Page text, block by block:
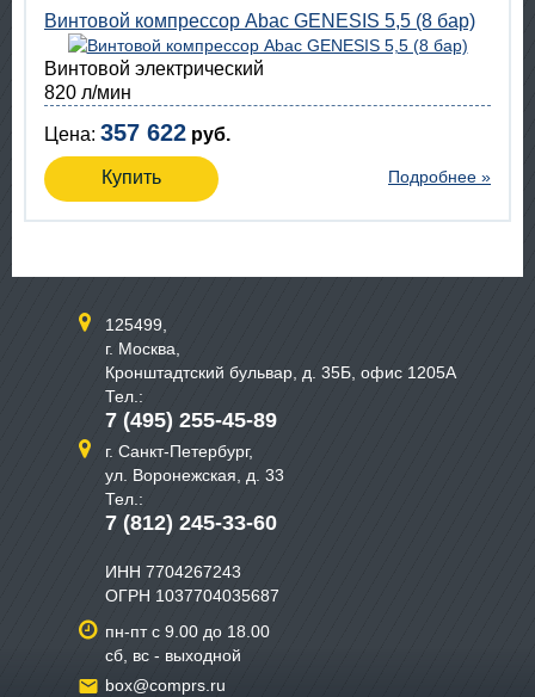
Винтовой компрессор Abac GENESIS 5,5 (8 бар)
Винтовой электрический
820 л/мин
Цена: 357 622 руб.
Купить Подробнее »
125499,
г. Москва,
Кронштадтский бульвар, д. 35Б, офис 1205А
Тел.:
7 (495) 255-45-89
г. Санкт-Петербург,
ул. Воронежская, д. 33
Тел.:
7 (812) 245-33-60
ИНН 7704267243
ОГРН 1037704035687
пн-пт с 9.00 до 18.00
сб, вс - выходной
box@comprs.ru